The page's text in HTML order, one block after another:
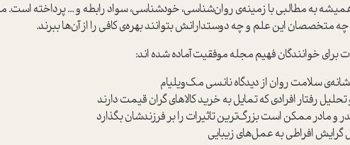
به مطالبی با زمینه‌ی روان‌شناسی، خودشناسی، سواد رابطه و ... پرداخته است.
متخصصان این علم و چه دوستدارانش بتوانند بهره‌ی کافی را از آن‌ها ببرند.
خوانندگان فهیم مجله موفقیت آماده شده اند:
رفتار افرادی که تمایل به خرید کالاهای گران قیمت دارند
و مادر ممکن است بزرگ‌ترین تاثیرات را بر فرزندشان بگذارد
افراطی به عمل‌های زیبایی